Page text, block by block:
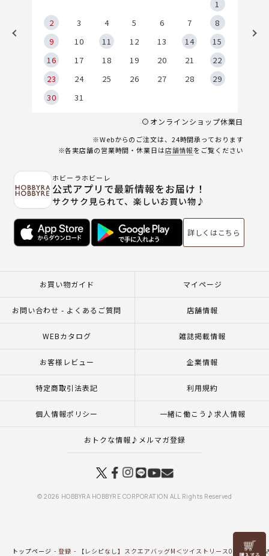
リリヤン
1
2
3 4 5 6 7
8
9
10 11 12 13 14
15
16
17 18 19 20 21
22
23
24 25 26 27 28
29
30
31
オンラインショップ休業日
※Webからのご注文は、24時間承っております
※各実店舗の営業時間・休業日は店舗情報をご覧ください
ホビーラホビーレ
公式アプリで最新情報をお届け！
サクサク見られて、楽しいお買い物♪
詳しくはこちら
お買い物ガイド マイページ
お問い合わせ - よくあるご質問 店舗情報
WEBカタログ 雑誌掲載情報
お客様レビュー 企業情報
特定商取引法表記 利用規約
個人情報ポリシー 一緒に働こう♪求人情報
おトクな情報♪メルマガ登録
© 2026 HOBBYRA HOBBYRE CORPORATION ALL Rights Reserved
トップページ 登録 【レシピなし】スクエアバッグM＜ツイストリース0305＞（編